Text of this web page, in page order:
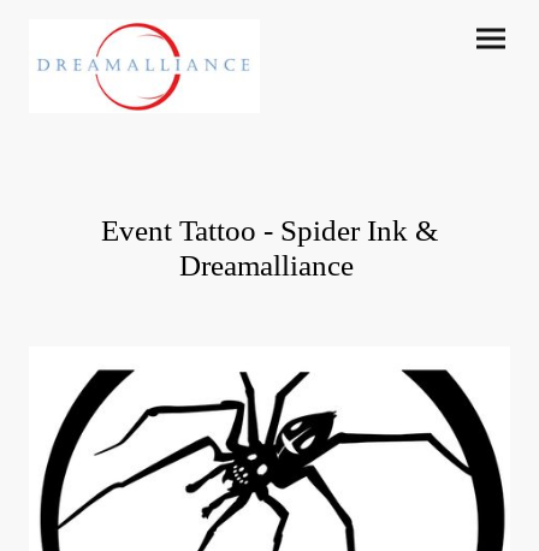
Event Tattoo - Spider Ink &
Dreamalliance